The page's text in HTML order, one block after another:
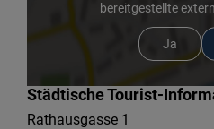
bereitgestellte
Ja
Städtische Tourist-
Rathausgasse 1